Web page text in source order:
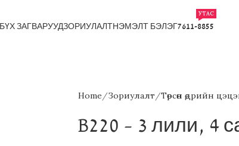
БҮХ ЗАГВАРУУДЗОРИУЛАЛТ НЭМЭЛТ БЭЛЭГ 7611-8855
УТАС
Home Зориулалт Төрсөн өдрийн
B220 – 3 лили, 4